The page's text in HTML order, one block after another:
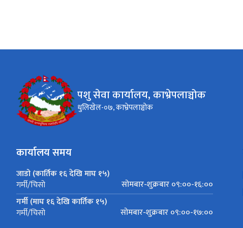
पशु सेवा कार्यालय, काभ्रेपलाञ्चोक
धुलिखेल-०७, काभ्रेपलाञ्चोक
कार्यालय समय
जाडो (कार्तिक १६ देखि माघ १५)
गर्मी/चिसो
सोमबार-शुक्रबार ०९:००-१६:००
गर्मी (माघ १६ देखि कार्तिक १५)
गर्मी/चिसो सोमबार-शुक्रबार ०९:००-१७:००